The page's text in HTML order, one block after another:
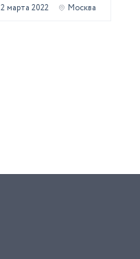
2 марта 2022 Москва